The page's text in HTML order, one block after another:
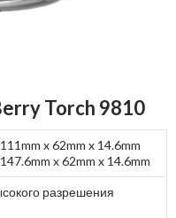
Torch 9810
x 62mm x 14.6mm
x 62mm x 14.6mm
разрешения